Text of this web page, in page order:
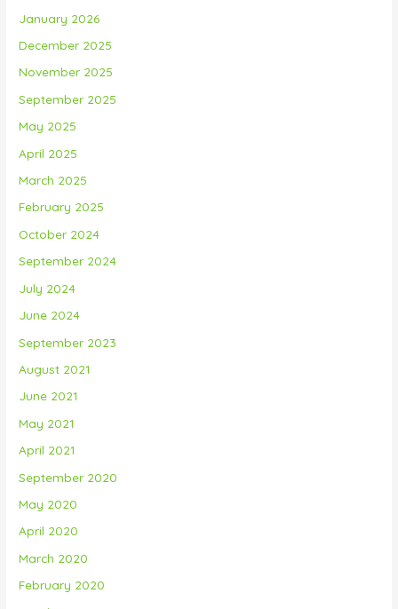
January 2026
December 2025
November 2025
September 2025
May 2025
April 2025
March 2025
February 2025
October 2024
September 2024
July 2024
June 2024
September 2023
August 2021
June 2021
May 2021
April 2021
September 2020
May 2020
April 2020
March 2020
February 2020